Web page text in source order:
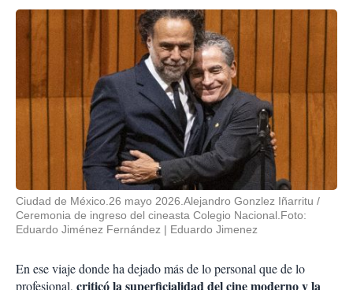
Ciudad de México.26 mayo 2026.Alejandro Gonzlez Iñarritu /
Ceremonia de ingreso del cineasta Colegio Nacional.Foto:
Eduardo Jiménez Fernández
Eduardo Jimenez
En ese viaje donde ha dejado más de lo personal que de lo
profesional, criticó la superficialidad del cine moderno y la